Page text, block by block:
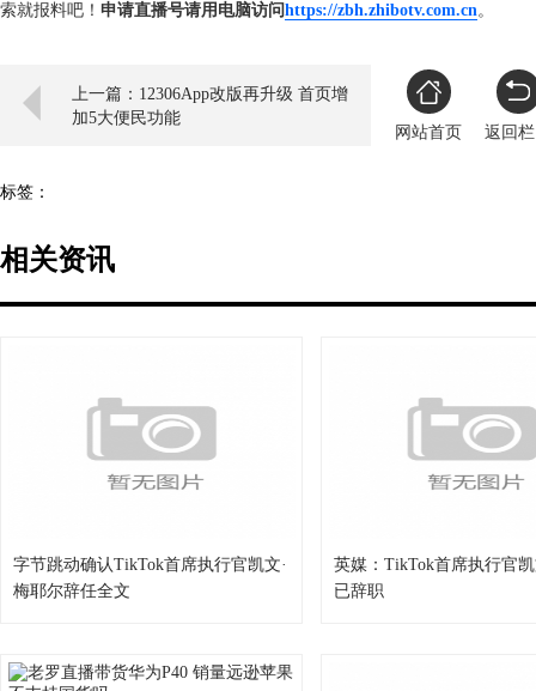
索就报料吧！ 申请直播号请用电脑访问https://zbh.zhibotv.com.cn。
上一篇：12306App改版再升级 首页增
加5大便民功能
网站首页
返回
标签：
相关资讯
字节跳动确认TikTok首席执行官凯文·
梅耶尔辞任全文
英媒：TikTok首席执行官
已辞职